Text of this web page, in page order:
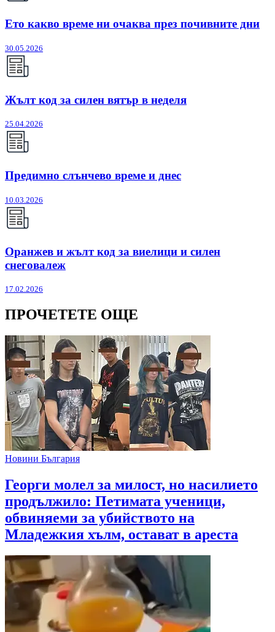
Ето какво време ни очаква през почивните дни
30.05.2026
Жълт код за силен вятър в неделя
25.04.2026
Предимно слънчево време и днес
10.03.2026
Оранжев и жълт код за виелици и силен
снеговалеж
17.02.2026
ПРОЧЕТЕТЕ ОЩЕ
Новини България
Георги молел за милост, но насилието
продължило: Петимата ученици,
обвиняеми за убийството на
Младежкия хълм, остават в ареста